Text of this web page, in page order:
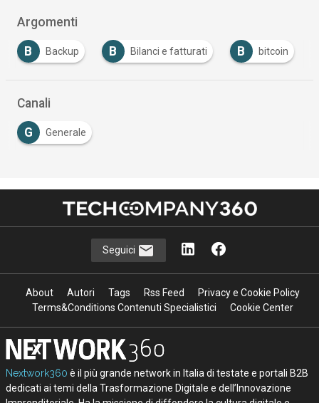
Argomenti
B Bilanci e fatturati B bitcoin C Canale
Canali
G Generale
Seguici
About Autori Tags Rss Feed
Privacy e Cookie Policy
Terms&Conditions Contenuti Specialistici
Cookie Center
Nextwork360 è il più grande network in Italia di testate e portali B2B
dedicati ai temi della Trasformazione Digitale e dell’Innovazione